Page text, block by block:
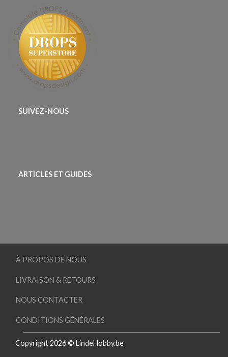
SUIVEZ-NOUS
ARTICLES ET GUIDES
À PROPOS DE NOUS
LIVRAISON & RETOURS
NOUS CONTACTER
CONDITIONS GÉNÉRALES
Copyright 2026 © LindeHobby.be